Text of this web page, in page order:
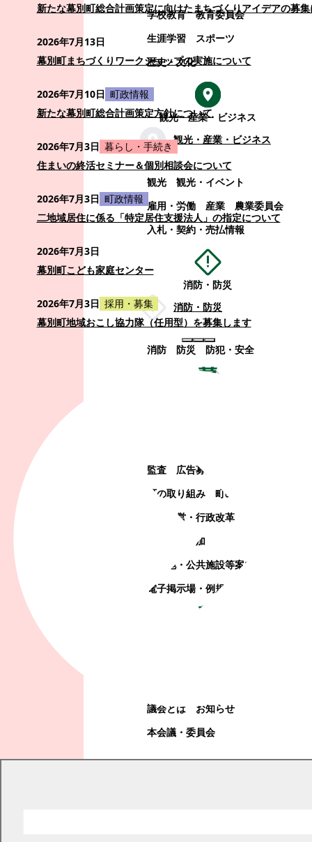
学校教育
教育委員会
生涯学習
スポーツ
歴史・文化
観光・産業・ビジネス
観光・産業・ビジネス
観光
観光・イベント
雇用・労働
産業
農業委員会
入札・契約・売払情報
消防・防災
消防・防災
消防 防災 防犯・安全
監査 広告募集
町の取り組み
町の概要
町政運営・行政改革
町政への参加
観光地・公共施設等案内
電子掲示場・例規集
議会とは
お知らせ
本会議・委員会
新たな幕別町総合計画策定に向けたまちづくりアイデアの募
2026年7月13日
幕別町まちづくりワークショップの実施について
2026年7月10日 町政情報
新たな幕別町総合計画策定方針について
2026年7月3日 暮らし・手続き
住まいの終活セミナー＆個別相談会について
2026年7月3日 町政情報
二地域居住に係る「特定居住支援法人」の指定について
2026年7月3日
幕別町こども家庭センター
2026年7月3日 採用・募集
幕別町地域おこし協力隊（任用型）を募集します